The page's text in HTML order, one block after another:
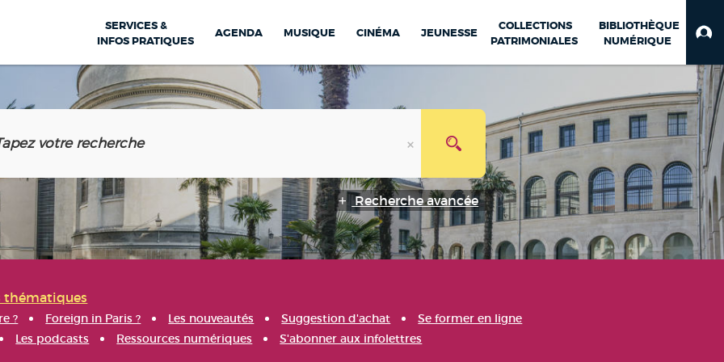
SERVICES &
INFOS PRATIQUES
AGENDA MUSIQUE CINÉMA JEUNESSE
COLLECTIONS
PATRIMONIALES
BIBLIOTHÈQUE
NUMÉRIQUE
Recherche avancée
thématiques
? Foreign in Paris ? Les nouveautés Suggestion d'achat
Se former en ligne
Les podcasts Ressources numériques S'abonner aux infolettres